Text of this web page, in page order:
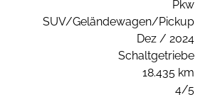
Pkw
SUV/Geländewagen/Pickup
Dez / 2024
Schaltgetriebe
18.435 km
4/5